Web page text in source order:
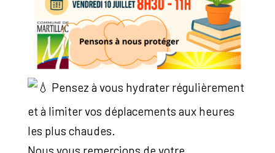
Pensez à vous hydrater régulièrement
et à limiter vos déplacements aux heures
les plus chaudes.